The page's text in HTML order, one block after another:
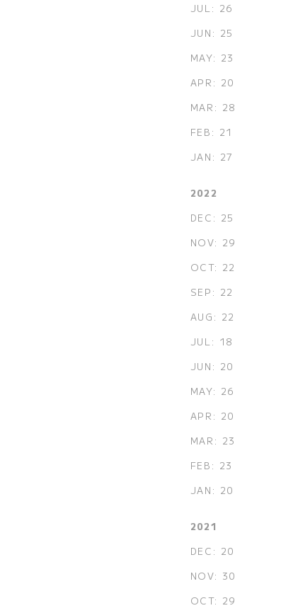
JUL: 26
JUN: 25
MAY: 23
APR: 20
MAR: 28
FEB: 21
JAN: 27
2022
DEC: 25
NOV: 29
OCT: 22
SEP: 22
AUG: 22
JUL: 18
JUN: 20
MAY: 26
APR: 20
MAR: 23
FEB: 23
JAN: 20
2021
DEC: 20
NOV: 30
OCT: 29